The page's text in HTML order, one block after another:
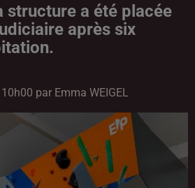
structure a été placée
après six
par Emma WEIGEL